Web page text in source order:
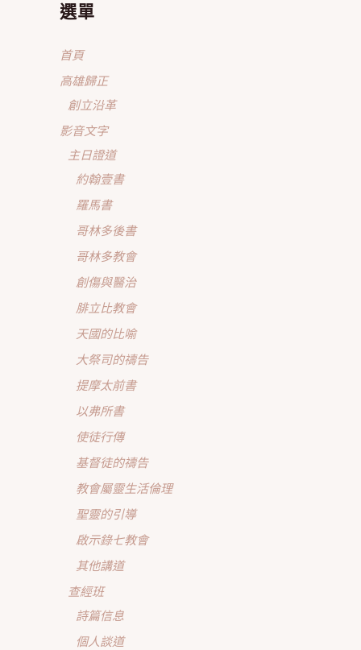
選單
首頁
高雄歸正
創立沿革
影音文字
主日證道
約翰壹書
羅馬書
哥林多後書
哥林多教會
創傷與醫治
腓立比教會
天國的比喻
大祭司的禱告
提摩太前書
以弗所書
使徒行傳
基督徒的禱告
教會屬靈生活倫理
聖靈的引導
啟示錄七教會
其他講道
查經班
詩篇信息
個人談道